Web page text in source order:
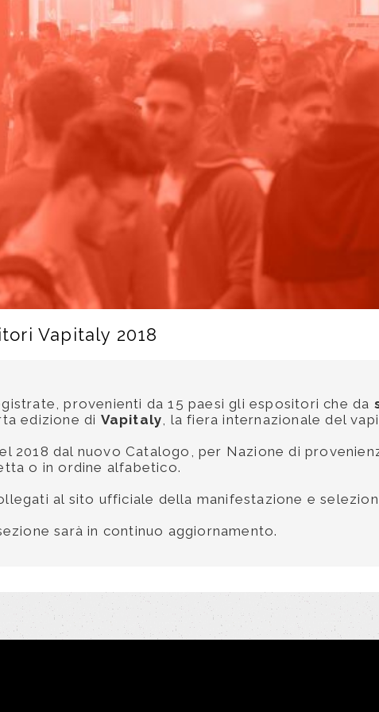
Vapitaly 2018
provenienti da 15 paesi gli espositori che da
edizione di Vapitaly , la fiera internazionale del
2018 dal nuovo Catalogo, per Nazione di
o in ordine alfabetico.
al sito ufficiale della manifestazione e
sarà in continuo aggiornamento.